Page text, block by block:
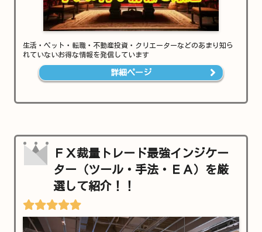
生活・ペット・転職・不動産投資・クリエーターなどのあまり知ら
れていないお得な情報を発信しています
詳細ページ
ＦＸ裁量トレード最強インジケー
ター（ツール・手法・ＥＡ）を厳
選して紹介！！